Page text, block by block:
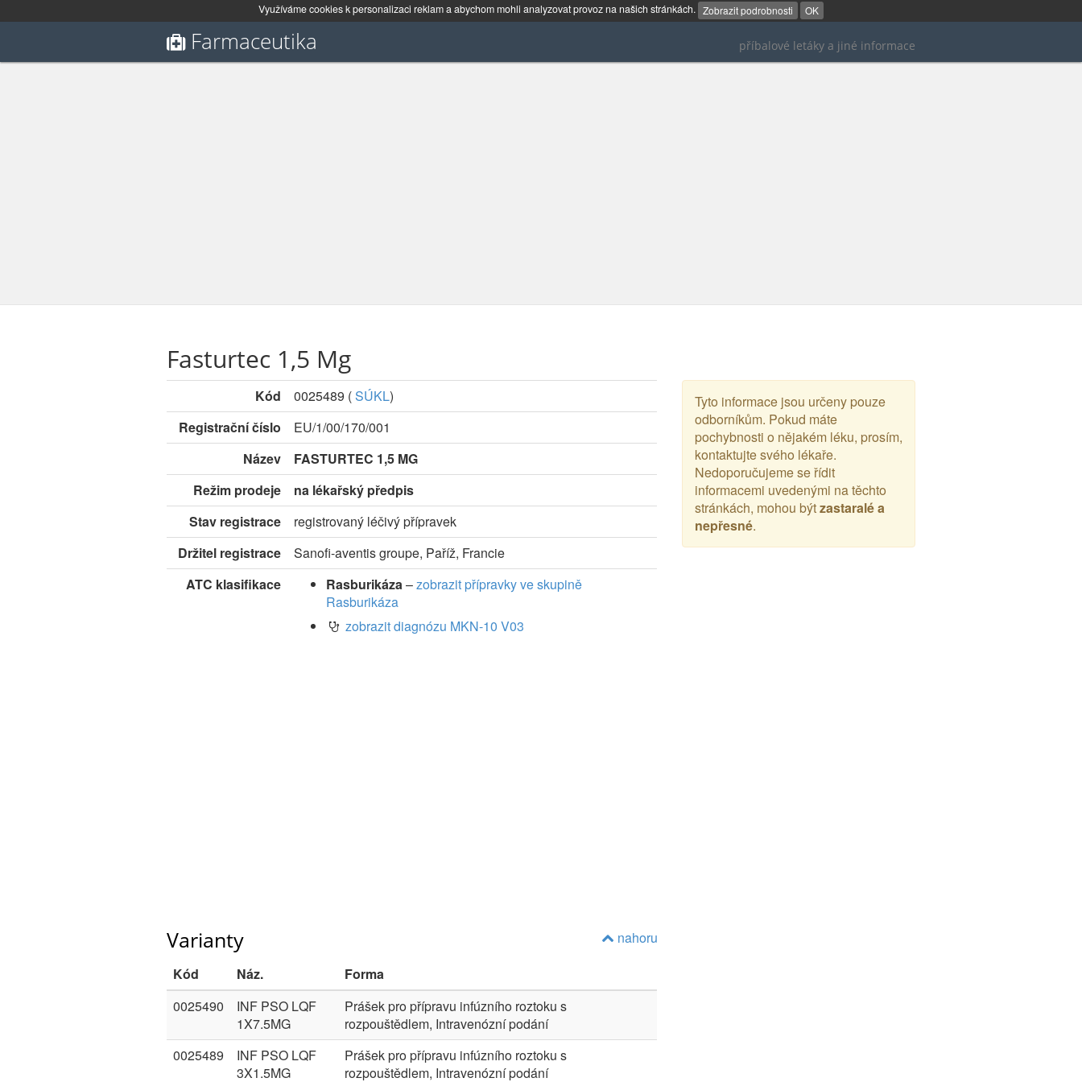
Využíváme cookies k personalizaci reklam a abychom mohli analyzovat provoz na našich stránkách. Zobrazit podrobnosti OK
příbalové letáky a jiné informace
Farmaceutika
Fasturtec 1,5 Mg
Kód 0025489 (SÚKL)
Registrační číslo
EU/1/00/170/001
Název
FASTURTEC 1,5 MG
Režim prodeje
na lékařský předpis
Stav registrace
registrovaný léčivý přípravek
Držitel registrace
Sanofi-aventis groupe, Paříž, Francie
ATC klasifikace
Rasburikáza–zobrazit přípravky ve skupině
Rasburikáza
zobrazit diagnózu MKN-10 V03
nahoru
Varianty
Kód Náz.
Forma
0025490
INF PSO LQF
1X7.5MG
Prášek pro přípravu infúzního roztoku s
rozpouštědlem, Intravenózní podání
0025489
INF PSO LQF
3X1.5MG
Prášek pro přípravu infúzního roztoku s
rozpouštědlem, Intravenózní podání
Tyto informace jsou určeny pouze
odborníkům. Pokud máte
pochybnosti o nějakém léku, prosím,
kontaktujte svého lékaře.
Nedoporučujeme se řídit
informacemi uvedenými na těchto
stránkách, mohou býtzastaralé a
nepřesné.